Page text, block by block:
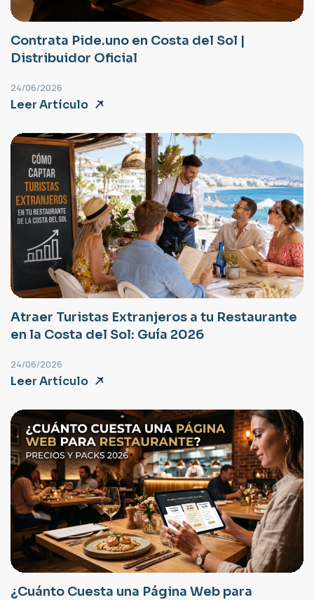
Contrata Pide.uno en Costa del Sol |
Distribuidor Oficial
24/06/2026
Leer Artículo
Atraer Turistas Extranjeros a tu Restaurante
en la Costa del Sol: Guía 2026
24/06/2026
Leer Artículo
¿Cuánto Cuesta una Página Web para